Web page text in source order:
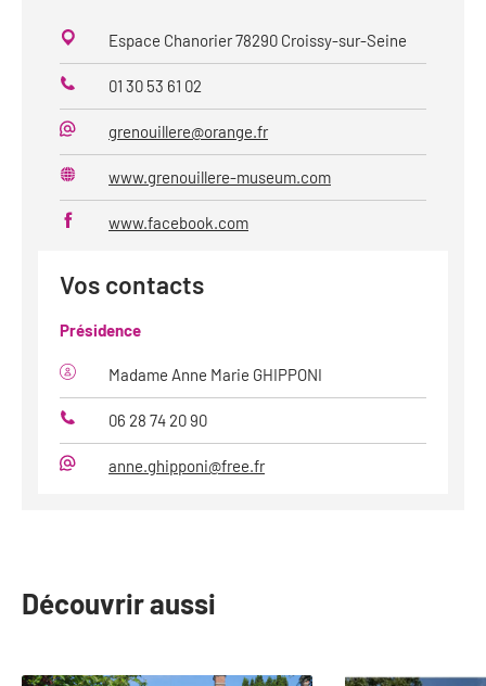
Espace Chanorier 78290 Croissy-sur-Seine
Téléphone
01 30 53 61 02
Mail
grenouillere@orange.fr
Site
web
www.grenouillere-museum.com
www.facebook.com
Vos contacts
Présidence
Madame Anne Marie GHIPPONI
Téléphone
06 28 74 20 90
anne.ghipponi@free.fr
Découvrir aussi